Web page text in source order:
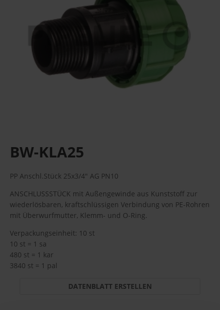
BW-KLA25
PP Anschl.Stück 25x3/4" AG PN10
ANSCHLUSSSTÜCK mit Außengewinde aus Kunststoff zur
wiederlösbaren, kraftschlüssigen Verbindung von PE-Rohren
mit Überwurfmutter, Klemm- und O-Ring.
Verpackungseinheit: 10 st
10 st = 1 sa
480 st = 1 kar
3840 st = 1 pal
DATENBLATT ERSTELLEN